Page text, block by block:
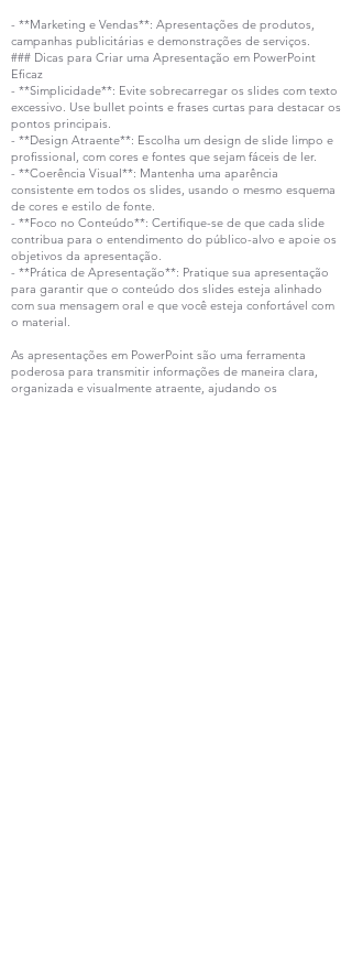
- **Marketing e Vendas**: Apresentações de produtos,
campanhas publicitárias e demonstrações de serviços.
### Dicas para Criar uma Apresentação em PowerPoint
Eficaz
- **Simplicidade**: Evite sobrecarregar os slides com texto
excessivo. Use bullet points e frases curtas para destacar os
pontos principais.
- **Design Atraente**: Escolha um design de slide limpo e
profissional, com cores e fontes que sejam fáceis de ler.
- **Coerência Visual**: Mantenha uma aparência
consistente em todos os slides, usando o mesmo esquema
de cores e estilo de fonte.
- **Foco no Conteúdo**: Certifique-se de que cada slide
contribua para o entendimento do público-alvo e apoie os
objetivos da apresentação.
- **Prática de Apresentação**: Pratique sua apresentação
para garantir que o conteúdo dos slides esteja alinhado
com sua mensagem oral e que você esteja confortável com
o material.
As apresentações em PowerPoint são uma ferramenta
poderosa para transmitir informações de maneira clara,
organizada e visualmente atraente, ajudando os